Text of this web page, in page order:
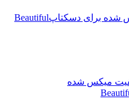
برای دسکتاپBeautiful
میکس شده